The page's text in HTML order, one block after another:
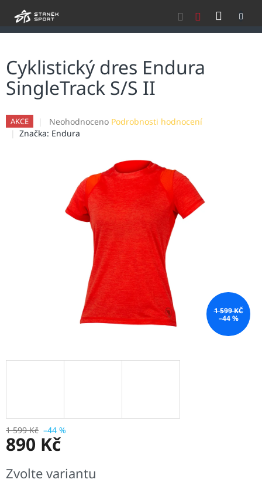
Cyklistický dres Endura
SingleTrack S/S II
AKCE
Průměrné
hodnocení
hvězdiček.
Neohodnoceno Podrobnosti hodnocení
Značka: Endura
1 599 KČ
–44 %
1 599 Kč –44 %
890 Kč
cena:
Zvolte variantu